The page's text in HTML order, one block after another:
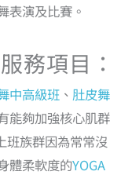
表演及比賽。
務項目：
中高級班 、 肚皮舞
能夠加強核心肌群
班族群因為常常沒
體柔軟度的YOGA